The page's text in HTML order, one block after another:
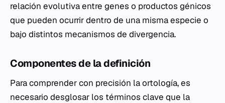
relación evolutiva entre genes o productos génicos
que pueden ocurrir dentro de una misma especie o
bajo distintos mecanismos de divergencia.
Componentes de la definición
Para comprender con precisión la ortología, es
necesario desglosar los términos clave que la